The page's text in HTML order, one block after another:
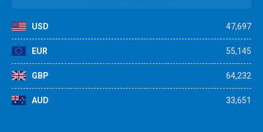
USD 47,697
EUR 55,145
GBP 64,232
AUD 33,651